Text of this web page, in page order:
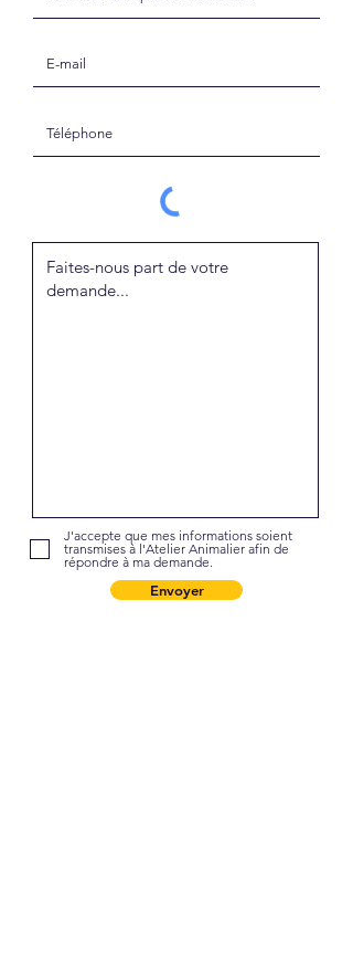
J'accepte que mes informations soient
transmises à l'Atelier Animalier afin de
répondre à ma demande.
Envoyer